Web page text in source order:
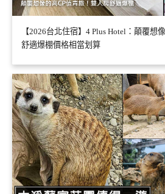
【2026台北住宿】4 Plus Hotel：顛覆想
舒適爆棚價格相當划算